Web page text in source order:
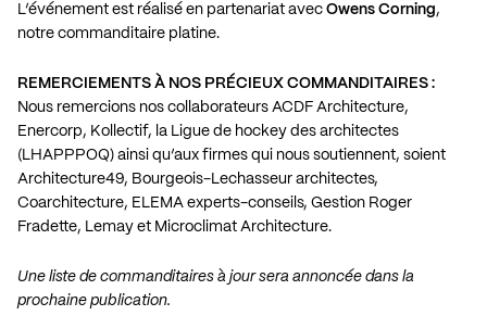
L’événement est réalisé en partenariat avec Owens Corning,
notre commanditaire platine.
REMERCIEMENTS À NOS PRÉCIEUX COMMANDITAIRES :
Nous remercions nos collaborateurs ACDF Architecture,
Enercorp, Kollectif, la Ligue de hockey des architectes
(LHAPPPOQ) ainsi qu’aux firmes qui nous soutiennent, soient
Architecture49, Bourgeois-Lechasseur architectes,
Coarchitecture, ELEMA experts-conseils, Gestion Roger
Fradette, Lemay et Microclimat Architecture.
Une liste de commanditaires à jour sera annoncée dans la
prochaine publication.